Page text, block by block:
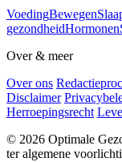
VoedingBewegen
gezondheidHormonen
Over & meer
Over ons
Disclaimer
Herroepingsrecht
© 2026 Optimale
ter algemene